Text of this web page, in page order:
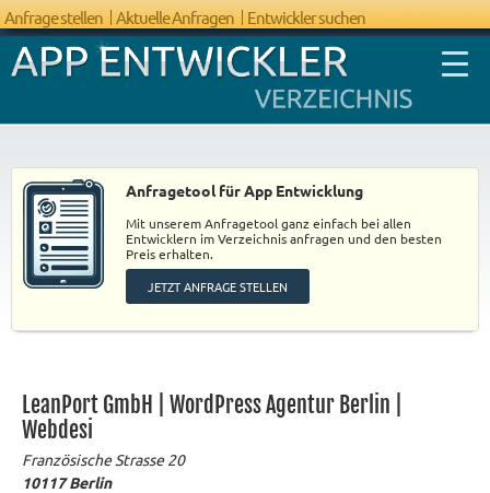
Anfrage stellen Aktuelle Anfragen Entwickler suchen
Anfragetool für App Entwicklung
Mit unserem Anfragetool ganz einfach bei allen
Entwicklern im Verzeichnis anfragen und den besten
Preis erhalten.
JETZT ANFRAGE STELLEN
LeanPort GmbH | WordPress Agentur Berlin |
Webdesi
Französische Strasse 20
10117Berlin